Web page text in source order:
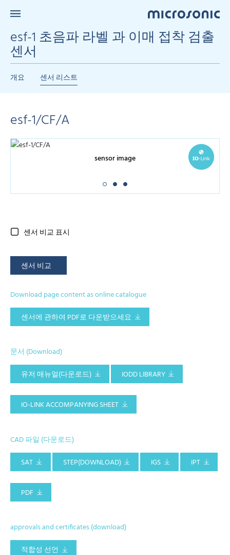
esf-1 초음파 라벨 과 이매 접착 검출
센서
개요 센서 리스트
esf-1/CF/A
sensor image
센서 비교 표시
센서 비교
Download page content as online catalogue
센서에 관하여 PDF로 다운받으세요
문서 (Download)
유저 매뉴얼(다운로드)
IODD LIBRARY
IO-LINK ACCOMPANYING SHEET
CAD 파일 (다운로드)
SAT
STEP(DOWNLOAD) IGS IPT
PDF
approvals and certificates (download)
적합성 선언